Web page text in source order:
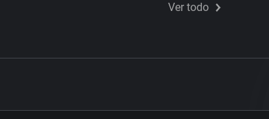
Ver todo